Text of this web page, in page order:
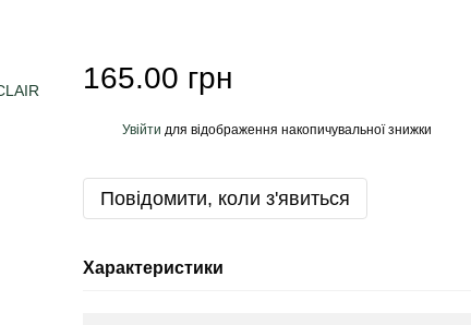
165.00 грн
Увійти для відображення накопичувальної знижки
Повідомити, коли з'явиться
Характеристики